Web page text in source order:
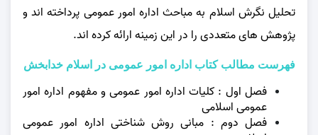
تحلیل نگرش اسلام به مباحث اداره امور عمومی پرداخته‌ اند و
پژوهش‌ های متعددی را در این زمینه ارائه کرده‌ اند.
فهرست مطالب کتاب اداره امور عمومی در اسلام خدابخش
فصل اول : کلیات اداره امور عمومی و مفهوم اداره امور
عمومی اسلامی
فصل دوم : مبانی روش‌ شناختی اداره امور عمومی